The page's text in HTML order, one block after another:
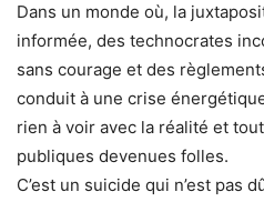
Dans un monde où, la
informée, des technocrates
sans courage et des
conduit à une crise
rien à voir avec la réalité et
publiques devenues folles.
C’est un suicide qui n’est pas